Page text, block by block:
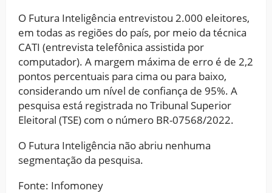
O Futura Inteligência entrevistou 2.000 eleitores,
em todas as regiões do país, por meio da técnica
CATI (entrevista telefônica assistida por
computador). A margem máxima de erro é de 2,2
pontos percentuais para cima ou para baixo,
considerando um nível de confiança de 95%. A
pesquisa está registrada no Tribunal Superior
Eleitoral (TSE) com o número BR-07568/2022.
O Futura Inteligência não abriu nenhuma
segmentação da pesquisa.
Fonte: Infomoney